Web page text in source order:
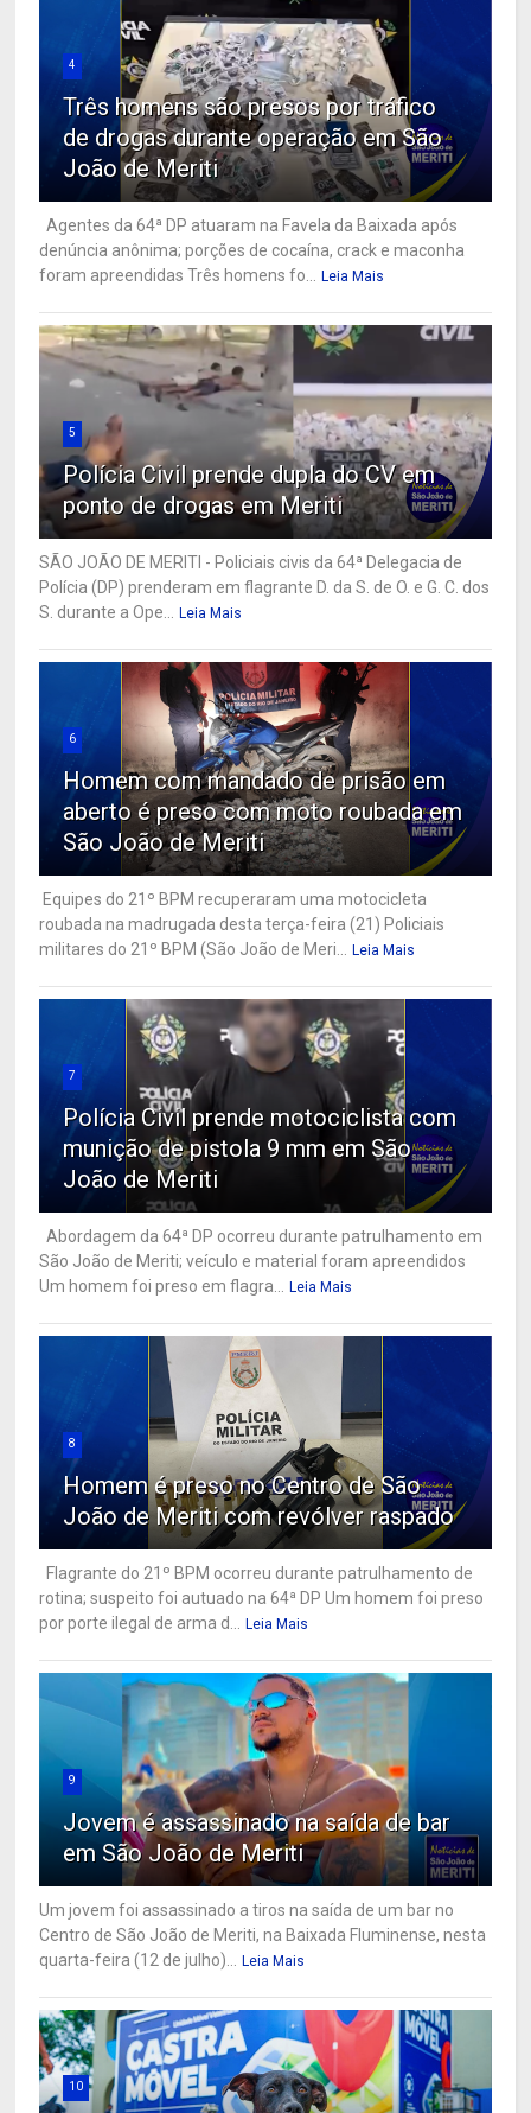
4
Três homens são presos por tráfico
de drogas durante operação em São
João de Meriti
Agentes da 64ª DP atuaram na Favela da Baixada após
denúncia anônima; porções de cocaína, crack e maconha
foram apreendidas Três homens fo... Leia Mais
5
Polícia Civil prende dupla do CV em
ponto de drogas em Meriti
SÃO JOÃO DE MERITI - Policiais civis da 64ª Delegacia de
Polícia (DP) prenderam em flagrante D. da S. de O. e G. C. dos
S. durante a Ope... Leia Mais
6
Homem com mandado de prisão em
aberto é preso com moto roubada em
São João de Meriti
Equipes do 21º BPM recuperaram uma motocicleta
roubada na madrugada desta terça-feira (21) Policiais
militares do 21º BPM (São João de Meri... Leia Mais
7
Polícia Civil prende motociclista com
munição de pistola 9 mm em São
João de Meriti
Abordagem da 64ª DP ocorreu durante patrulhamento em
São João de Meriti; veículo e material foram apreendidos
Um homem foi preso em flagra... Leia Mais
8
Homem é preso no Centro de São
João de Meriti com revólver raspado
Flagrante do 21º BPM ocorreu durante patrulhamento de
rotina; suspeito foi autuado na 64ª DP Um homem foi preso
por porte ilegal de arma d... Leia Mais
9
Jovem é assassinado na saída de bar
em São João de Meriti
Um jovem foi assassinado a tiros na saída de um bar no
Centro de São João de Meriti, na Baixada Fluminense, nesta
quarta-feira (12 de julho)... Leia Mais
10